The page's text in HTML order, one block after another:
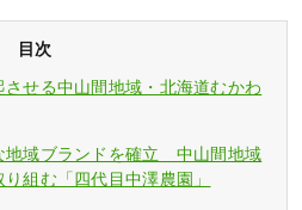
目次
せる中山間地域・北海道むかわ
地域ブランドを確立 中山間地域
組む「四代目中澤農園」